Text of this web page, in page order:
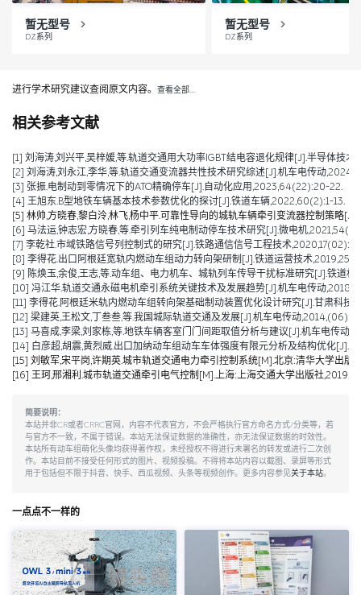
暂无型号
DZ系列
暂无型号
DZ系列
进行学术研究建议查阅原文内容。 查看全部…
相关参考文献
[1] 刘海涛,刘兴平,吴梓媛,等.轨道交通用大功率IGBT结电容退化规律[J].半导体技
[2] 刘海涛,刘永江,李华,等.轨道交通变流器共性技术研究综述[J].机车电传动
[3] 张振.电制动到零情况下的ATO精确停车[J].自动化应用,2023,64(22):20-22.
[4] 王旭东.B型地铁车辆基本技术参数优化的探讨[J].铁道车辆,2022,60(2):1-13.
[5] 林帅,方晓春,黎白泠,林飞,杨中平.可靠性导向的城轨车辆牵引变流器控制策略
[6] 马法运,钟志宏,方晓春,等.牵引列车纯电制动停车技术研究[J].微电机
[7] 李乾社.市域铁路信号列控制式的研究[J].铁路通信信号工程技术
[8] 李得花.出口阿根廷宽轨内燃动车组动力转向架研制[J].铁道运营技术
[9] 陈焕玉,余俊,王志,等.动车组、电力机车、城轨列车传导干扰标准研究[J].铁道
[10] 冯江华.轨道交通永磁电机牵引系统关键技术及发展趋势[J].机车电传动
[11] 李得花.阿根廷米轨内燃动车组转向架基础制动装置优化设计研究[J].甘肃科技
[12] 梁建英,王松文,丁叁叁,等.我国城际轨道交通及发展[J].机车电传动
[13] 马喜成,李梁,刘家栋,等.地铁车辆客室门门间距取值分析与建议[J].机车电传动
[14] 白彦超,胡震,黄烈威.出口加纳动车组动车车体强度有限元分析及结构优化[J].
[15] 刘敏军,宋平岗,许期英.城市轨道交通电力牵引控制系统[M].北京:清华大学出版
[16] 王珂,邢湘利.城市轨道交通牵引电气控制[M].上海:上海交通大学出版社,2019.
简要说明：
本站并非CR或者CRRC官网，内容不代表官方，不会严格执行官方命名方式/分类等，若
与官方不一致，不属于错误。本站无法保证数据的准确性，亦无法保证数据的时效性。
本站所有动车组萌化头像均获得著作权，未经授权不得进行未署名的转发或进行二次创
作。本站目前不接受任何形式的图片、视频投稿。不得将本站内容以截图、录屏等形式
用于包括但不限于抖音、快手、西瓜视频、头条等视频创作。更多内容参见关于本站。
一点点不一样的